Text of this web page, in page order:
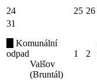
24 25 26
31
Komunální
odpad
Valšov
(Bruntál)
1 2